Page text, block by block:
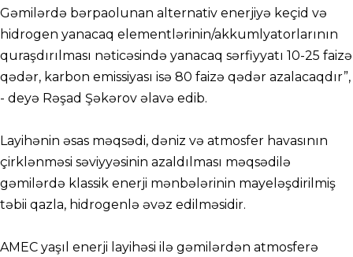
Gəmilərdə bərpaolunan alternativ enerjiyə keçid və
hidrogen yanacaq elementlərinin/akkumlyatorlarının
quraşdırılması nəticəsində yanacaq sərfiyyatı 10-25 faizə
qədər, karbon emissiyası isə 80 faizə qədər azalacaqdır”,
- deyə Rəşad Şəkərov əlavə edib.
Layihənin əsas məqsədi, dəniz və atmosfer havasının
çirklənməsi səviyyəsinin azaldılması məqsədilə
gəmilərdə klassik enerji mənbələrinin mayeləşdirilmiş
təbii qazla, hidrogenlə əvəz edilməsidir.
AMEC yaşıl enerji layihəsi ilə gəmilərdən atmosferə